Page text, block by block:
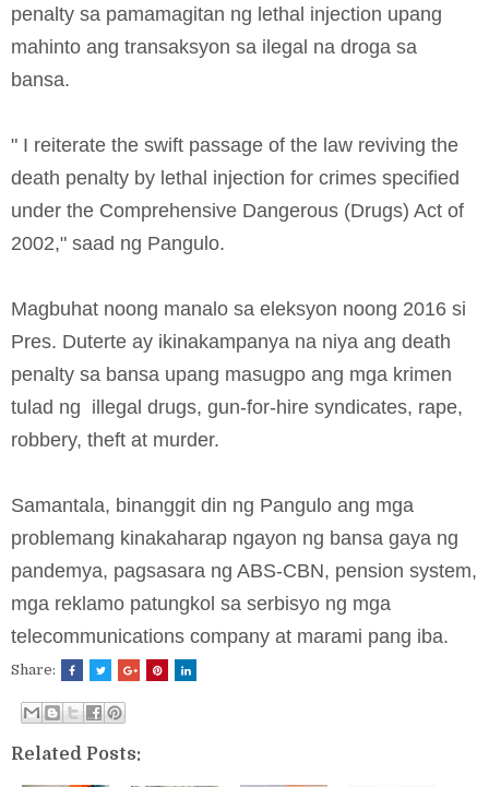
penalty sa pamamagitan ng lethal injection upang
mahinto ang transaksyon sa ilegal na droga sa
bansa.
" I reiterate the swift passage of the law reviving the
death penalty by lethal injection for crimes specified
under the Comprehensive Dangerous (Drugs) Act of
2002," saad ng Pangulo.
Magbuhat noong manalo sa eleksyon noong 2016 si
Pres. Duterte ay ikinakampanya na niya ang death
penalty sa bansa upang masugpo ang mga krimen
tulad ng illegal drugs, gun-for-hire syndicates, rape,
robbery, theft at murder.
Samantala, binanggit din ng Pangulo ang mga
problemang kinakaharap ngayon ng bansa gaya ng
pandemya, pagsasara ng ABS-CBN, pension system,
mga reklamo patungkol sa serbisyo ng mga
telecommunications company at marami pang iba.
Share:
Related Posts: